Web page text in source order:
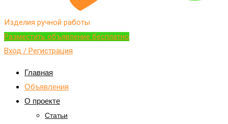
Изделия ручной работы
Разместить объявление бесплатно
Вход / Регистрация
Главная
Объявления
О проекте
Статьи